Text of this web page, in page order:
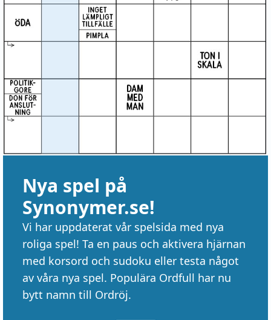
Nya spel på
Synonymer.se!
Vi har uppdaterat vår spelsida med nya
roliga spel! Ta en paus och aktivera hjärnan
med korsord och sudoku eller testa något
av våra nya spel. Populära Ordfull har nu
bytt namn till Ordröj.